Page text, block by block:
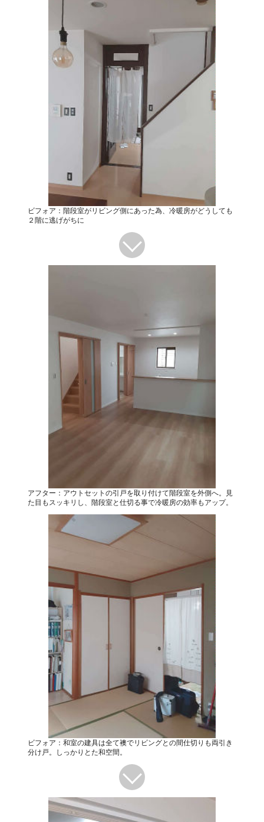
ビフォア：階段室がリビング側にあった為、冷暖房がどうしても
２階に逃げがちに
アフター：アウトセットの引戸を取り付けて階段室を外側へ。見
た目もスッキリし、階段室と仕切る事で冷暖房の効率もアップ。
ビフォア：和室の建具は全て襖でリビングとの間仕切りも両引き
分け戸。しっかりとた和空間。